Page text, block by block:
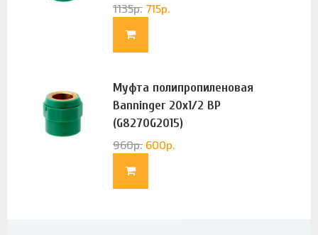
1135р. 715р.
Муфта полипропиленовая
Banninger 20х1/2 ВР
(G8270G2015)
960р. 600р.